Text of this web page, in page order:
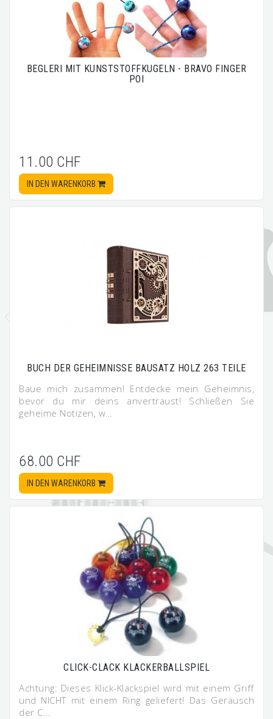
BEGLERI MIT KUNSTSTOFFKUGELN - BRAVO FINGER
POI
11.00 CHF
IN DEN WARENKORB
BUCH DER GEHEIMNISSE BAUSATZ HOLZ 263 TEILE
Baue mich zusammen! Entdecke mein Geheimnis,
bevor du mir deins anvertraust! Schließen Sie
geheime Notizen, w…
68.00 CHF
IN DEN WARENKORB
CLICK-CLACK KLACKERBALLSPIEL
Achtung: Dieses Klick-Klackspiel wird mit einem Griff
und NICHT mit einem Ring geliefert! Das Geräusch
der C…